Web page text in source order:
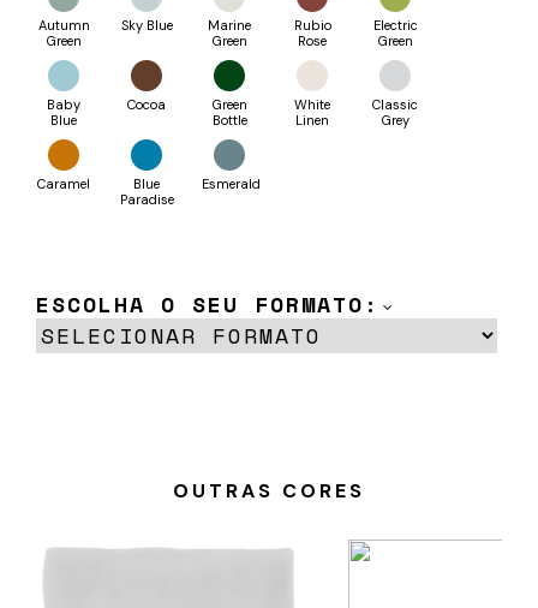
Autumn
Green
Sky Blue
Marine
Green
Rubio
Rose
Electric
Green
Baby
Blue
Cocoa
Green
Bottle
White
Linen
Classic
Grey
Caramel
Blue
Paradise
Esmerald
ESCOLHA O SEU FORMATO:
OUTRAS CORES